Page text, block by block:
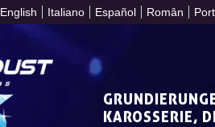
English Italiano Español Român
KAROSSERIE,